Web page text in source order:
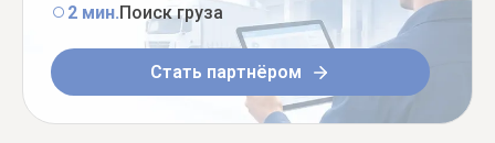
2 мин.Поиск груза
Стать партнёром